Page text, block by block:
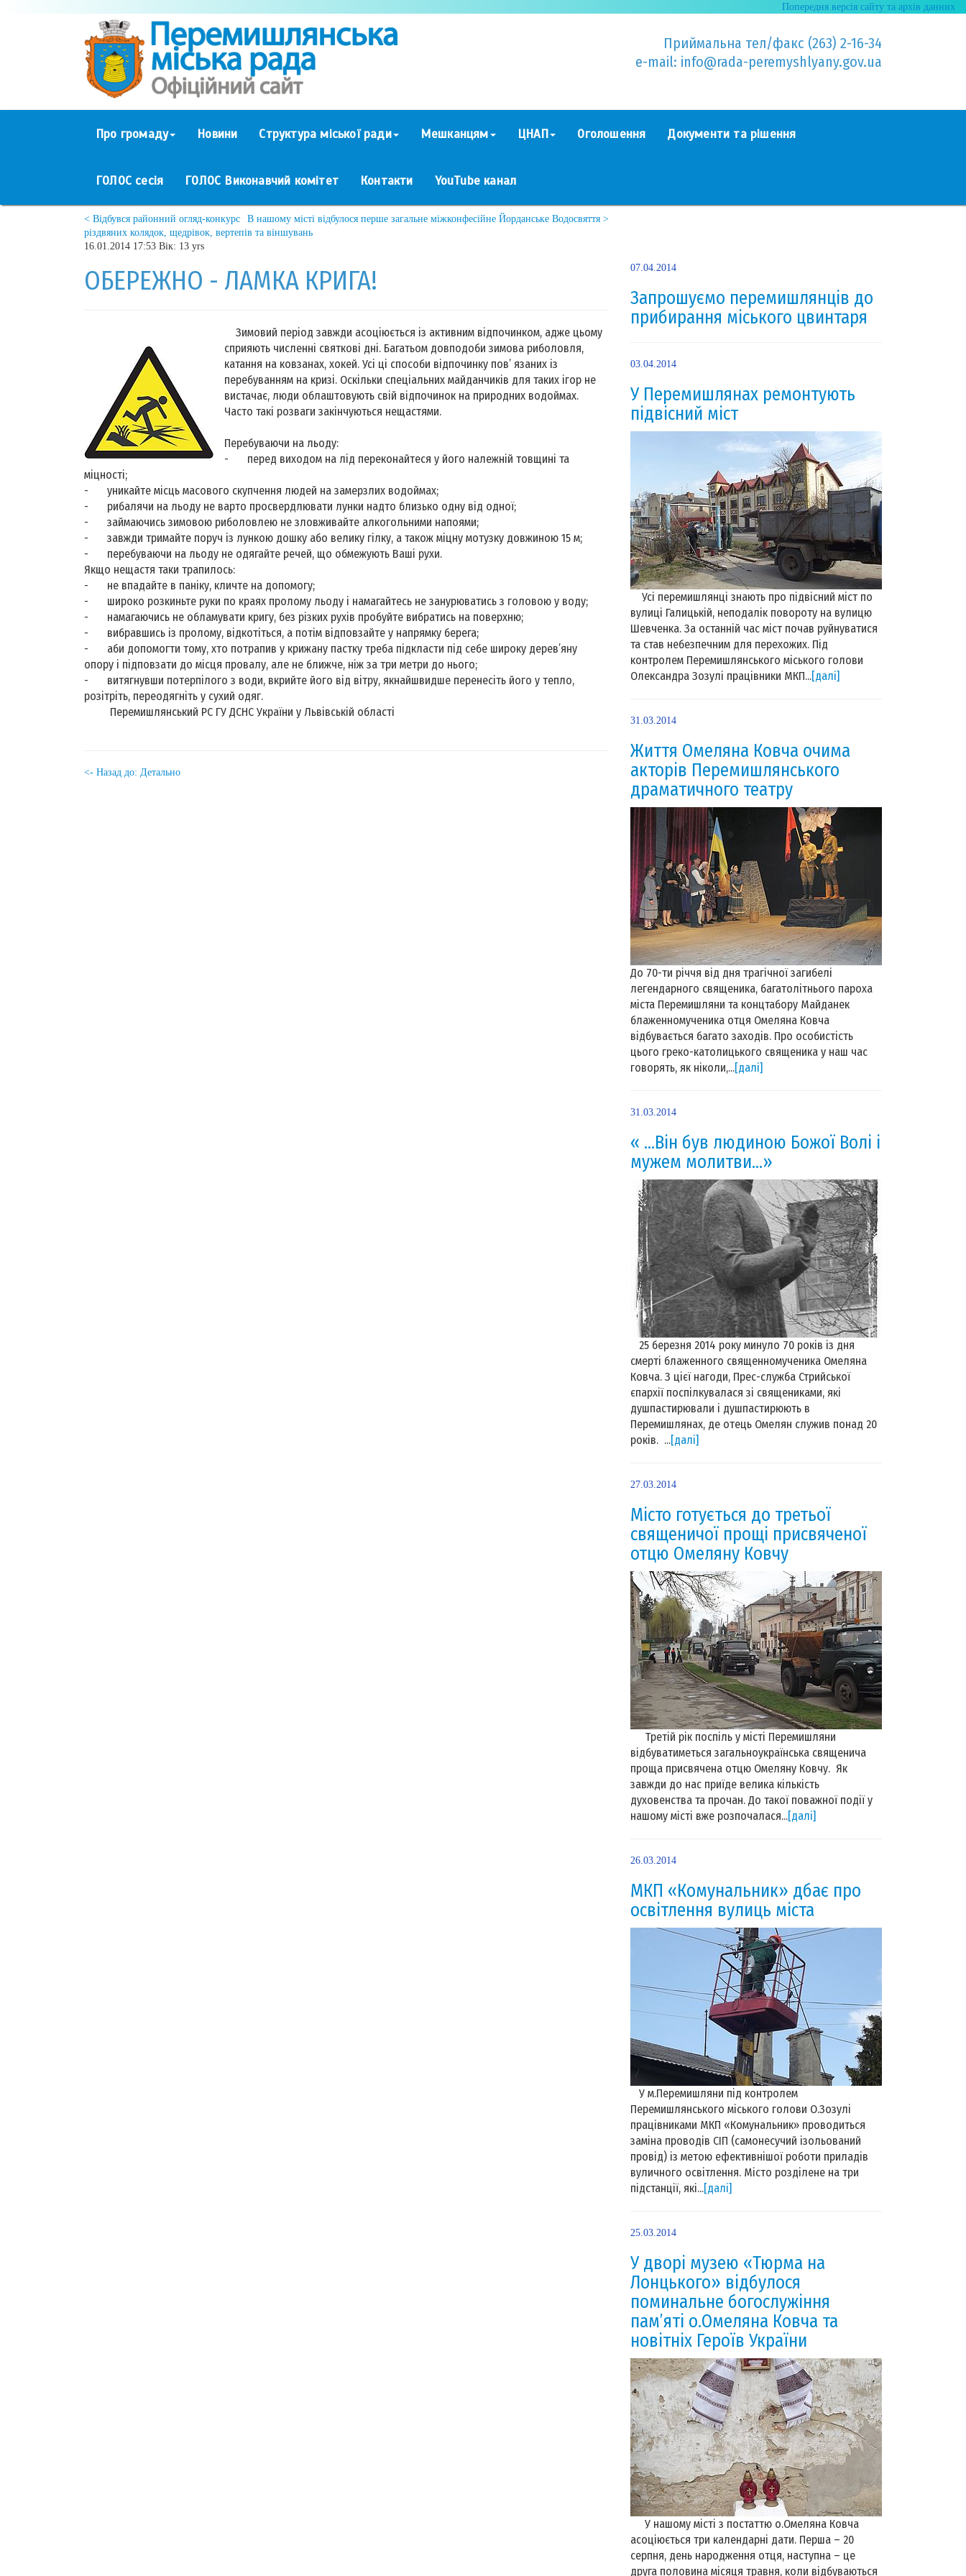
Попередня версія сайту та архів данних
Приймальна тел/факс (263) 2-16-34
e-mail: info@rada-peremyshlyany.gov.ua
Про громаду Новини Структура міської ради Мешканцям ЦНАП Оголошення Документи та рішення
ГОЛОС сесія ГОЛОС Виконавчий комітет Контакти YouTube канал
В нашому місті відбулося перше загальне міжконфесійне Йорданське Водосвяття >
< Відбувся районний огляд-конкурс
різдвяних колядок, щедрівок, вертепів та віншувань
16.01.2014 17:53 Вік: 13 yrs
ОБЕРЕЖНО - ЛАМКА КРИГА!
Зимовий період завжди асоціюється із активним відпочинком, адже цьому
сприяють численні святкові дні. Багатьом довподоби зимова риболовля,
катання на ковзанах, хокей. Усі ці способи відпочинку пов’ язаних із
перебуванням на кризі. Оскільки спеціальних майданчиків для таких ігор не
вистачає, люди облаштовують свій відпочинок на природних водоймах.
Часто такі розваги закінчуються нещастями.
Перебуваючи на льоду:
-
перед виходом на лід переконайтеся у його належній товщині та
міцності;
-
уникайте місць масового скупчення людей на замерзлих водоймах;
-
рибалячи на льоду не варто просвердлювати лунки надто близько одну від одної;
-
займаючись зимовою риболовлею не зловживайте алкогольними напоями;
-
завжди тримайте поруч із лункою дошку або велику гілку, а також міцну мотузку довжиною 15 м;
-
перебуваючи на льоду не одягайте речей, що обмежують Ваші рухи.
Якщо нещастя таки трапилось:
-
не впадайте в паніку, кличте на допомогу;
-
широко розкиньте руки по краях пролому льоду і намагайтесь не занурюватись з головою у воду;
-
намагаючись не обламувати кригу, без різких рухів пробуйте вибратись на поверхню;
-
вибравшись із пролому, відкотіться, а потім відповзайте у напрямку берега;
-
аби допомогти тому, хто потрапив у крижану пастку треба підкласти під себе широку дерев’яну
опору і підповзати до місця провалу, але не ближче, ніж за три метри до нього;
-
витягнувши потерпілого з води, вкрийте його від вітру, якнайшвидше перенесіть його у тепло,
розітріть, переодягніть у сухий одяг.
Перемишлянський РС ГУ ДСНС України у Львівській області
<- Назад до: Детально
07.04.2014
Запрошуємо перемишлянців до
прибирання міського цвинтаря
03.04.2014
У Перемишлянах ремонтують
підвісний міст
Усі перемишлянці знають про підвісний міст по
вулиці Галицькій, неподалік повороту на вулицю
Шевченка. За останній час міст почав руйнуватися
та став небезпечним для перехожих. Під
контролем Перемишлянського міського голови
Олександра Зозулі працівники МКП...[далі]
31.03.2014
Життя Омеляна Ковча очима
акторів Перемишлянського
драматичного театру
До 70-ти річчя від дня трагічної загибелі
легендарного священика, багатолітнього пароха
міста Перемишляни та концтабору Майданек
блаженномученика отця Омеляна Ковча
відбувається багато заходів. Про особистість
цього греко-католицького священика у наш час
говорять, як ніколи,...[далі]
31.03.2014
« …Він був людиною Божої Волі і
мужем молитви…»
25 березня 2014 року минуло 70 років із дня
смерті блаженного священномученика Омеляна
Ковча. З цієї нагоди, Прес-служба Стрийської
єпархії поспілкувалася зі священиками, які
душпастирювали і душпастирюють в
Перемишлянах, де отець Омелян служив понад 20
років. ...[далі]
27.03.2014
Місто готується до третьої
священичої прощі присвяченої
отцю Омеляну Ковчу
Третій рік поспіль у місті Перемишляни
відбуватиметься загальноукраїнська священича
проща присвячена отцю Омеляну Ковчу. Як
завжди до нас приїде велика кількість
духовенства та прочан. До такої поважної події у
нашому місті вже розпочалася...[далі]
26.03.2014
МКП «Комунальник» дбає про
освітлення вулиць міста
У м.Перемишляни під контролем
Перемишлянського міського голови О.Зозулі
працівниками МКП «Комунальник» проводиться
заміна проводів СІП (самонесучий ізольований
провід) із метою ефективнішої роботи приладів
вуличного освітлення. Місто розділене на три
підстанції, які...[далі]
25.03.2014
У дворі музею «Тюрма на
Лонцького» відбулося
поминальне богослужіння
пам’яті о.Омеляна Ковча та
новітніх Героїв України
У нашому місті з постаттю о.Омеляна Ковча
асоціюється три календарні дати. Перша – 20
серпня, день народження отця, наступна – це
друга половина місяця травня, коли відбуваються